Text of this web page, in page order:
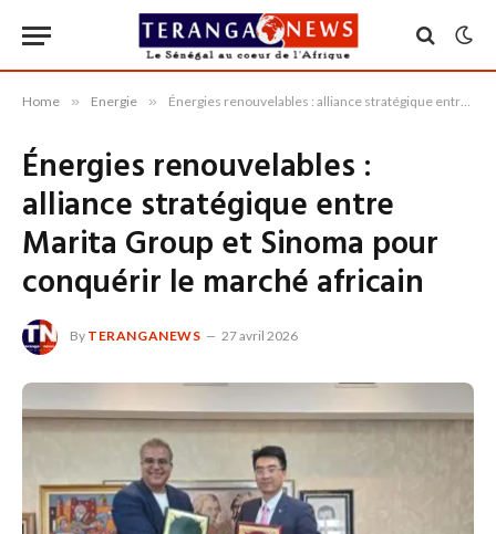
Home » Energie » Énergies renouvelables : alliance stratégique entre Marita Group et Sinoma pour conquérir le marché africain
Énergies renouvelables :
alliance stratégique entre
Marita Group et Sinoma pour
conquérir le marché africain
By TERANGANEWS 27 avril 2026